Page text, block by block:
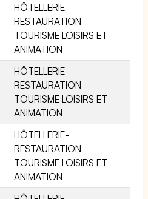
HÔTELLERIE-
RESTAURATION
TOURISME LOISIRS ET
ANIMATION
HÔTELLERIE-
RESTAURATION
TOURISME LOISIRS ET
ANIMATION
HÔTELLERIE-
RESTAURATION
TOURISME LOISIRS ET
ANIMATION